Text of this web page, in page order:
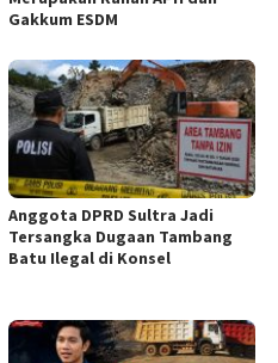
Gakkum ESDM
Anggota DPRD Sultra Jadi
Tersangka Dugaan Tambang
Batu Ilegal di Konsel